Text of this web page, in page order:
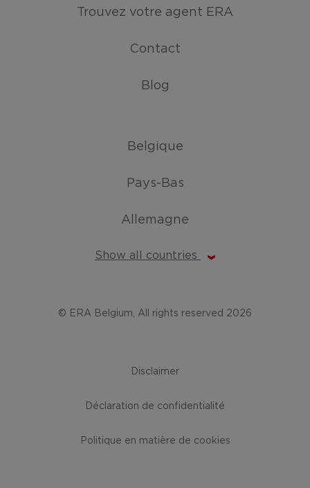
Trouvez votre agent ERA
Contact
Blog
Belgique
Pays-Bas
Allemagne
Show all countries
© ERA Belgium, All rights reserved 2026
Disclaimer
Déclaration de confidentialité
Politique en matière de cookies